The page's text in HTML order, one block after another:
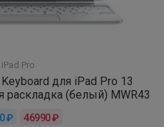
Pro
для iPad Pro 13
(белый) MWR43
46990 ₽